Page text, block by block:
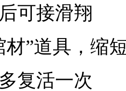
可接滑翔
材”道具，缩
复活一次